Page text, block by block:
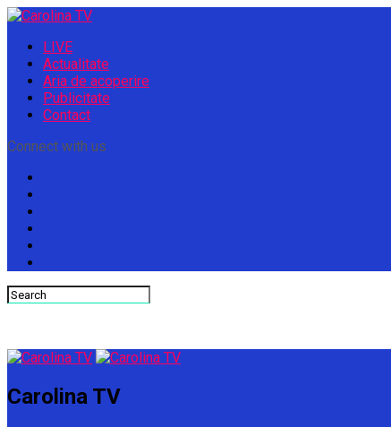
LIVE
Actualitate
Aria de acoperire
Publicitate
Contact
Connect with us
Carolina TV